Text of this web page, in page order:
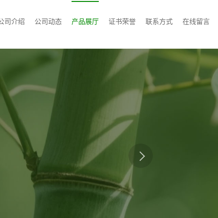
司介绍 公司动态 产品展厅 证书荣誉 联系方式 在线留言